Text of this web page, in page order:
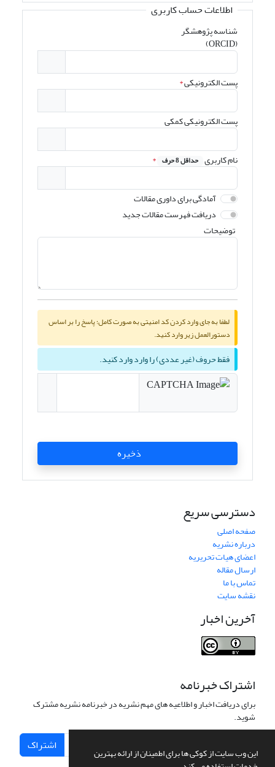
این وب سایت از کوکی ها برای اطمینان از ارائه بهترین
اطلاعات حساب کاربری
شناسه پژوهشگر
(ORCID)
پست الکترونیکی*
پست الکترونیکی کمکی
نام کاربری حداقل 8 حرف *
آمادگی برای داوری مقالات
دریافت فهرست مقالات جدید
توضیحات
لطفا به جای وارد کردن کد امنیتی به صورت کامل؛ پاسخ را بر اساس
دستورالعمل زیر وارد کنید.
فقط حروف (غیر عددی) را وارد وارد کنید.
ذخیره
دسترسی سریع
صفحه اصلی
درباره نشریه
اعضای هیات تحریریه
ارسال مقاله
تماس با ما
نقشه سایت
آخرین اخبار
اشتراک خبرنامه
برای دریافت اخبار و اطلاعیه های مهم نشریه در خبرنامه نشریه مشترک
شوید.
اشتراک